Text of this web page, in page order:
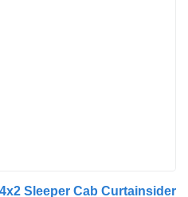
G320 4x2 Sleeper Cab